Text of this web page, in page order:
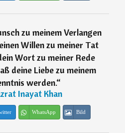
zu meinem Verlangen
Willen zu meiner Tat
Wort zu meiner Rede
deine Liebe zu meinem
werden.“
Inayat Khan
WhatsApp Bild